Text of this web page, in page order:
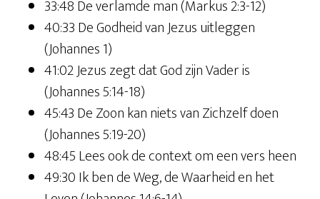
33:48 De verlamde man (Markus 2:3-12)
40:33 De Godheid van Jezus uitleggen
(Johannes 1)
41:02 Jezus zegt dat God zijn Vader is
(Johannes 5:14-18)
45:43 De Zoon kan niets van Zichzelf doen
(Johannes 5:19-20)
48:45 Lees ook de context om een vers heen
49:30 Ik ben de Weg, de Waarheid en het